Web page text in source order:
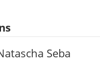
Seba